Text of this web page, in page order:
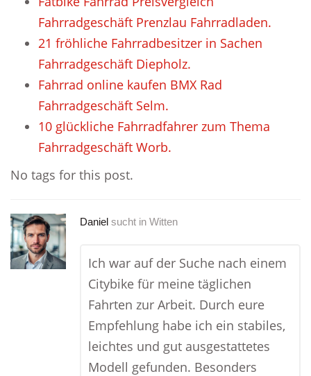
Fahrradgeschäft Prenzlau Fahrradladen.
21 fröhliche Fahrradbesitzer in Sachen
Fahrradgeschäft Diepholz.
Fahrrad online kaufen BMX Rad
Fahrradgeschäft Selm.
10 glückliche Fahrradfahrer zum Thema
Fahrradgeschäft Worb.
No tags for this post.
Daniel sucht in Witten
Ich war auf der Suche nach einem
Citybike für meine täglichen
Fahrten zur Arbeit. Durch eure
Empfehlung habe ich ein stabiles,
leichtes und gut ausgestattetes
Modell gefunden. Besonders